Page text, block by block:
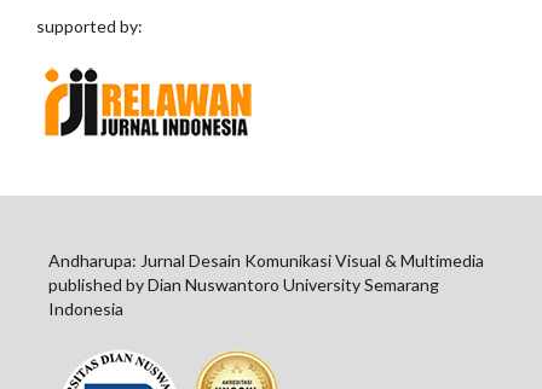
supported by:
Andharupa: Jurnal Desain Komunikasi Visual & Multimedia
published by Dian Nuswantoro University Semarang
Indonesia